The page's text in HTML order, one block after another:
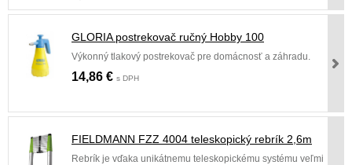
GLORIA postrekovač ručný Hobby 100
Výkonný tlakový postrekovač pre domácnosť a záhradu.
14,86 € s DPH
FIELDMANN FZZ 4004 teleskopický rebrík 2,6m
Rebrík je vďaka unikátnemu teleskopickému systému veľmi